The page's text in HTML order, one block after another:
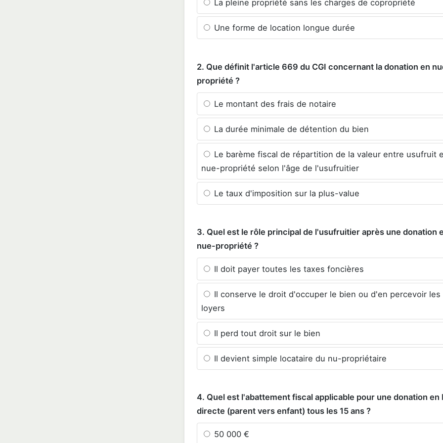
La pleine propriété sans les charges de copropriété
Une forme de location longue durée
2. Que définit l'article 669 du CGI concernant la donation en
propriété ?
Le montant des frais de notaire
La durée minimale de détention du bien
Le barème fiscal de répartition de la valeur entre usufruit
nue-propriété selon l'âge de l'usufruitier
Le taux d'imposition sur la plus-value
3. Quel est le rôle principal de l'usufruitier après une donation
nue-propriété ?
Il doit payer toutes les taxes foncières
Il conserve le droit d'occuper le bien ou d'en percevoir les
loyers
Il perd tout droit sur le bien
Il devient simple locataire du nu-propriétaire
4. Quel est l'abattement fiscal applicable pour une donation en
directe (parent vers enfant) tous les 15 ans ?
50 000 €